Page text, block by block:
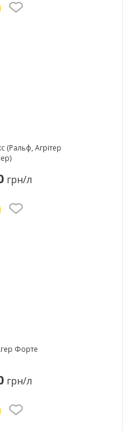
(Ральф, Агрітер
грн/л
Форте
грн/л